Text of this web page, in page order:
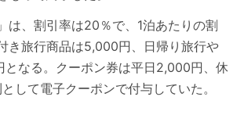
は、割引率は20％で、1泊あたりの割
き旅行商品は5,000円、日帰り旅行や
となる。クーポン券は平日2,000円、休
して電子クーポンで付与していた。